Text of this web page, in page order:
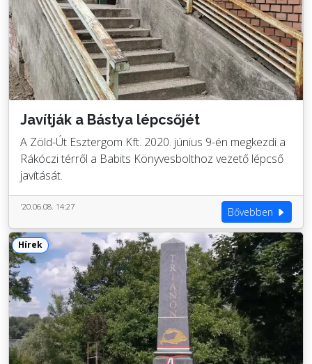
Javítják a Bástya lépcsőjét
A Zöld-Út Esztergom Kft. 2020. június 9-én megkezdi a
Rákóczi térről a Babits Könyvesbolthoz vezető lépcső
javítását.
'20.06.08. 14:27 Bővebben
Hírek